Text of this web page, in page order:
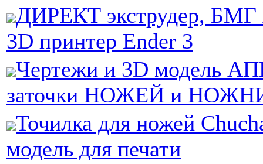
ДИРЕКТ экструдер, БМГ
3D принтер Ender 3
Чертежи и 3D модель
заточки НОЖЕЙ и
Точилка для ножей
модель для печати